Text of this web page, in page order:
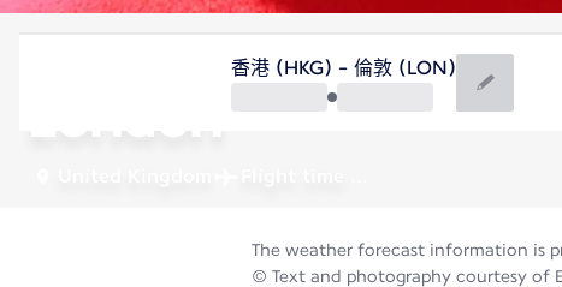
London
香港 (HKG) - 倫敦 (LON)
The weather forecast information is
© Text and photography courtesy of